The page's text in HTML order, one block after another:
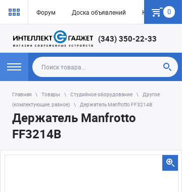
Форум Доска объявлений Как купить
0
(343) 350-22-33
Главная Товары Студийное оборудование
Другое
(комлектующие, разное)
Держатель Manfrotto FF3214B
Держатель Manfrotto
FF3214B